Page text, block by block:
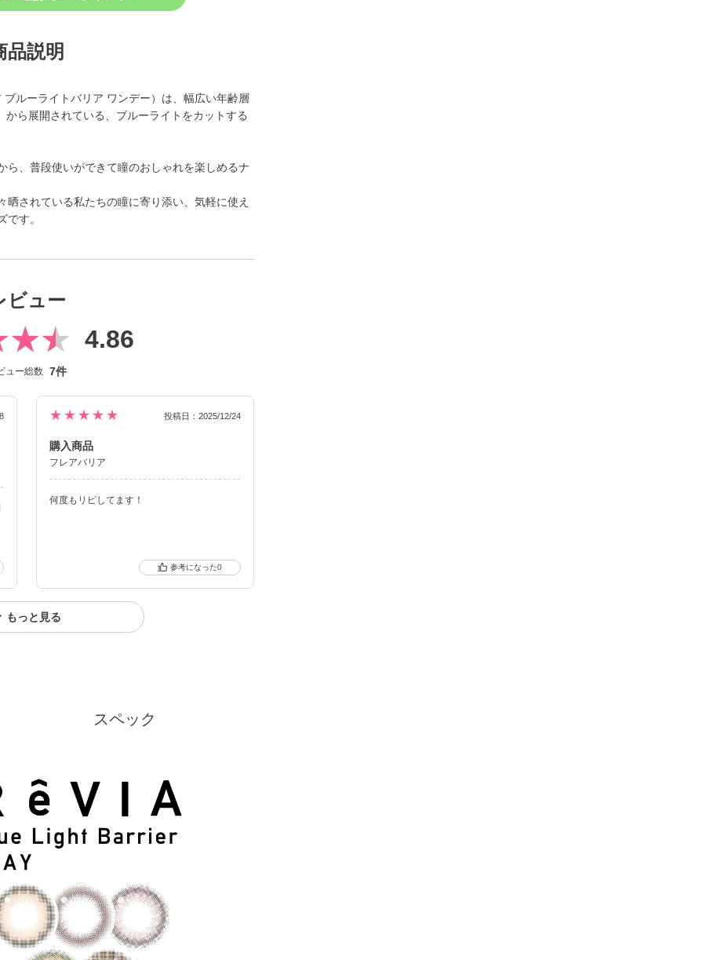
品説明
ルーライトバリア ワンデー）は、幅広い年齢層
ら展開されている、ブルーライトをカットする
ら、普段使いができて瞳のおしゃれを楽しめるナ
されている私たちの瞳に寄り添い、気軽に使え
す。
ビュー
4.86
ュー総数 7件
★★★★★ 投稿日：2025/12/24
購入商品
フレアバリア
何度もリピしてます！
0
もっと見る
スペック
クーポン詳細